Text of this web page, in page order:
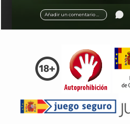
Añadir un comentario ...